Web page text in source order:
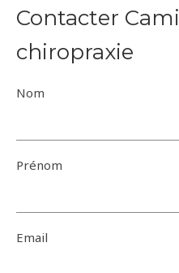
Contacter
chiropraxie
Nom
Prénom
Email